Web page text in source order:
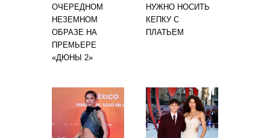
ОЧЕРЕДНОМ
НЕЗЕМНОМ
ОБРАЗЕ НА
ПРЕМЬЕРЕ
«ДЮНЫ 2»
НУЖНО НОСИТЬ
КЕПКУ С
ПЛАТЬЕМ